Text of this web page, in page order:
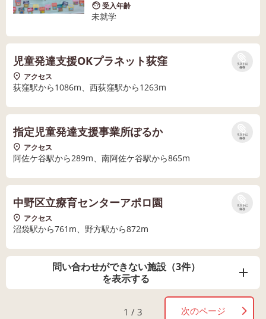
受入年齢
未就学
リストに
保存
児童発達支援OKプラネット荻窪
アクセス
荻窪駅から1086m、西荻窪駅から1263m
リストに
保存
指定児童発達支援事業所ぽるか
アクセス
阿佐ケ谷駅から289m、南阿佐ケ谷駅から865m
リストに
保存
中野区立療育センターアポロ園
アクセス
沼袋駅から761m、野方駅から872m
問い合わせができない施設（3件）
を表示する
1 / 3 次のページ